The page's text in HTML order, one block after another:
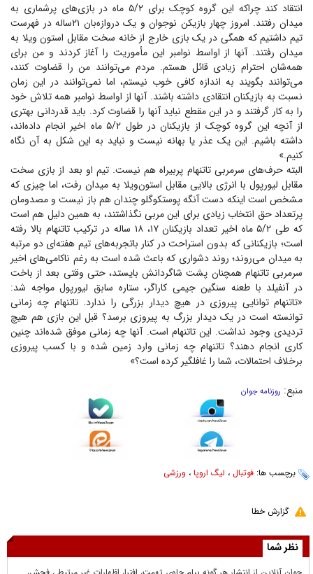
انتقاد کند چراکه این گروه کوچک برای ۵/۲ ماه در بازی‌های پرشماری به
میدان رفتند. امروز چهار بازیکن نوجوان و یک دروازه‌بان ۲۱ساله در فهرست
تیم داشتیم که همگی در یک بازی خارج از خانه سخت مقابل استون ویلا به
میدان رفتند. آنها از اواسط نوامبر این مأموریت را آغاز کردند و من برای
همه‌شان احترام زیادی قائل هستم. مردم می‌توانند من را قضاوت کنند،
می‌توانند بگویند به اندازه کافی خوب نیستم، اما نمی‌توانند در این زمان
نسبت به بازیکنان انتقادی داشته باشند. آنها از اواسط نوامبر همه تلاش خود
را به کار گرفتند و در این مقطع نباید آنها را قضاوت کرد. باید قدردانی بهتری
از آنچه این گروه کوچک از بازیکنان در طول ۵/۲ ماه اخیر انجام داده‌اند،
داشته باشیم. این یک عذر یا بهانه نیست و نباید به این شکل به آن نگاه
کنیم.»
البته حرف‌های سرمربی تاتنهام پربیراه هم نیست. تیم او بعد از بازی سخت
مقابل لیورپول با انرژی بالایی مقابل استون‌ویلا به میدان رفت، اما چیزی که
مشخص است اینکه دست آنگه پوستکوگلو چندان هم باز نیست و مصدومان
پرتعداد حق انتخاب زیادی برای این مربی نگذاشتند، به همین دلیل هم است
که طی ۵/۲ ماه اخیر تعداد بازیکنان ۱۷، ۱۸ ساله در ترکیب تاتنهام بالا رفته
است؛ بازیکنانی که بدون استراحت در کنار باتجربه‌های تیم هفته‌ای دو مرتبه
به میدان می‌روند؛ روند دشواری که باعث شده است به رغم ناکامی‌های اخیر
سرمربی تاتنهام همچنان پشت شاگردانش بایستد، حتی وقتی بعد از باخت
در آنفیلد با طعنه سنگین جیمی کاراگر، ستاره سابق لیورپول مواجه شد:
«تاتنهام توانایی پیروزی در هیچ دیدار بزرگی را ندارد. تاتنهام چه زمانی
توانسته است در یک دیدار بزرگ به پیروزی برسد؟ قبل این بازی هم هیچ
تردیدی وجود نداشت. این تاتنهام است. آنها چه زمانی موفق شده‌اند چنین
کاری انجام دهند؟ تاتنهام چه زمانی وارد زمین شده و با کسب پیروزی
برخلاف احتمالات، شما را غافلگیر کرده است؟»
منبع: روزنامه جوان
برچسب ها: فوتبال ، لیگ اروپا ، ورزشی
گزارش خطا
نظر شما